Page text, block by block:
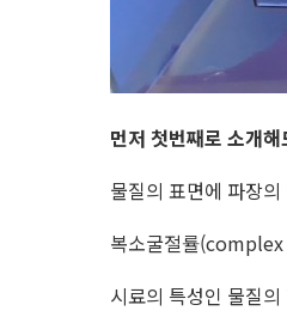
먼저 첫번째로 소개
물질의 표면에 파장
복소굴절률
시료의 특성인 물질